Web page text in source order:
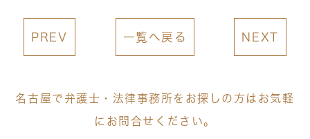
PREV 一覧へ戻る NEXT
名古屋で弁護士・法律事務所をお探しの方はお気軽
にお問合せください。